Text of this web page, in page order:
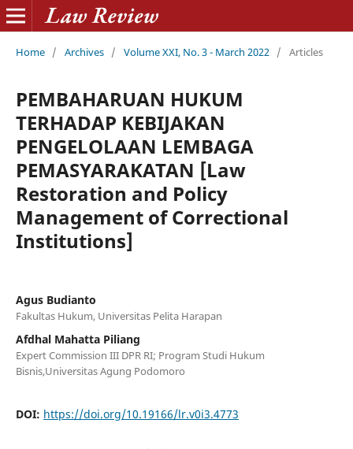
Home / Archives / Volume XXI, No. 3 - March 2022 / Articles
PEMBAHARUAN HUKUM
TERHADAP KEBIJAKAN
PENGELOLAAN LEMBAGA
PEMASYARAKATAN [Law
Restoration and Policy
Management of Correctional
Institutions]
Agus Budianto
Fakultas Hukum, Universitas Pelita Harapan
Afdhal Mahatta Piliang
Expert Commission III DPR RI; Program Studi Hukum
Bisnis,Universitas Agung Podomoro
DOI: https://doi.org/10.19166/lr.v0i3.4773